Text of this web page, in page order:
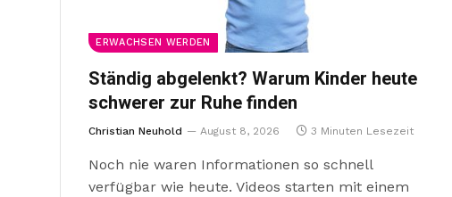
ERWACHSEN WERDEN
Ständig abgelenkt? Warum Kinder heute
schwerer zur Ruhe finden
Christian Neuhold August 8, 2026 3 Minuten Lesezeit
Noch nie waren Informationen so schnell
verfügbar wie heute. Videos starten mit einem